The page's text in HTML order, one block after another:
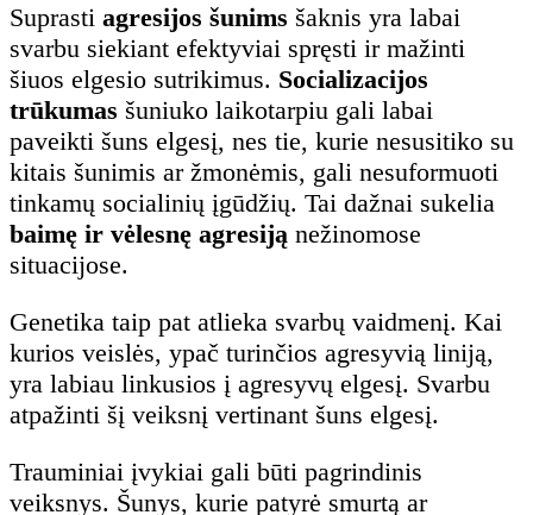
Suprasti agresijos šunims šaknis yra labai
svarbu siekiant efektyviai spręsti ir mažinti
šiuos elgesio sutrikimus. Socializacijos
trūkumas šuniuko laikotarpiu gali labai
paveikti šuns elgesį, nes tie, kurie nesusitiko su
kitais šunimis ar žmonėmis, gali nesuformuoti
tinkamų socialinių įgūdžių. Tai dažnai sukelia
baimę ir vėlesnę agresiją nežinomose
situacijose.
Genetika taip pat atlieka svarbų vaidmenį. Kai
kurios veislės, ypač turinčios agresyvią liniją,
yra labiau linkusios į agresyvų elgesį. Svarbu
atpažinti šį veiksnį vertinant šuns elgesį.
Trauminiai įvykiai gali būti pagrindinis
veiksnys. Šunys, kurie patyrė smurtą ar